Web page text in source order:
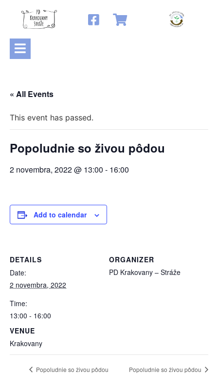
« All Events
This event has passed.
Popoludnie so živou pôdou
2 novembra, 2022 @ 13:00 - 16:00
Add to calendar
DETAILS
Date:
2 novembra, 2022
Time:
13:00 - 16:00
VENUE
Krakovany
ORGANIZER
PD Krakovany – Stráže
Popoludnie so živou pôdou Popoludnie so živou pôdou